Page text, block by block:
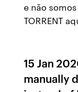
e não
TORRENT
15 Jan
manually